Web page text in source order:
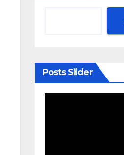
Posts Slider